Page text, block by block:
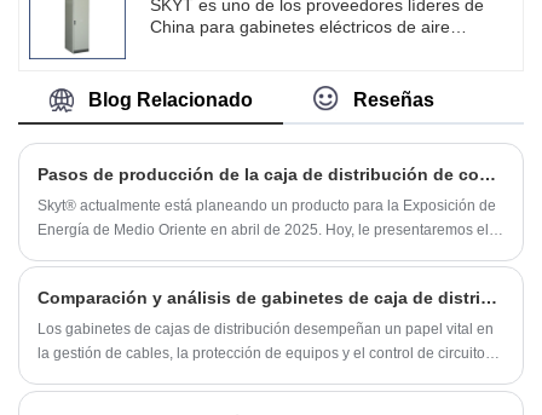
SKYT es uno de los proveedores líderes de
China para gabinetes eléctricos de aire
producción OEM, para satisfacer a los
usuarios en todo tipo de aplicaciones y
acondicionado de alta calidad en diferentes
tamaños, requisitos y grado IP.
Blog Relacionado Reseñas
Pasos de producción de la caja de distribución de control de circuitos multifuncionales
Skyt® actualmente está planeando un producto para la Exposición de
Energía de Medio Oriente en abril de 2025. Hoy, le presentaremos el
Comparación y análisis de gabinetes de caja de distribución de piso y de pared
Los gabinetes de cajas de distribución desempeñan un papel vital en
la gestión de cables, la protección de equipos y el control de circuitos.